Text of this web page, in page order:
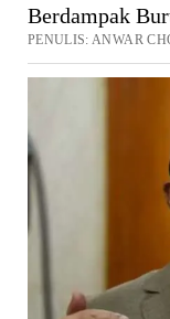
Berdampak
PENULIS: ANWAR